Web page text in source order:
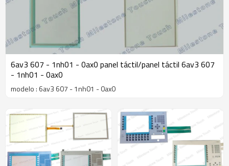
6av3 607 - 1nh01 - 0ax0 panel táctil/panel táctil 6av3 607
- 1nh01 - 0ax0
modelo : 6av3 607 - 1nh01 - 0ax0